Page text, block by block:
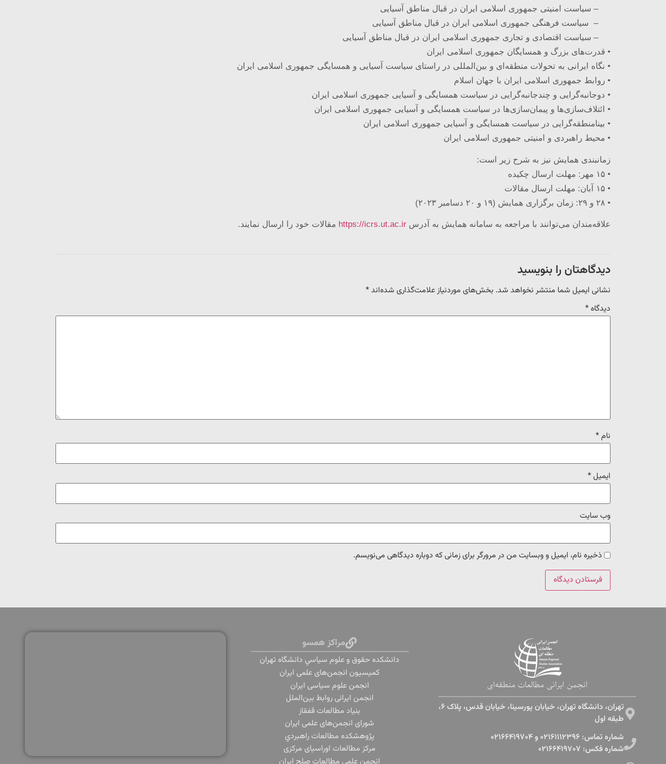
– سیاست امنیتی جمهوری اسلامی ایران در قبال مناطق آسیایی
– سیاست فرهنگی جمهوری اسلامی ایران در قبال مناطق آسیایی
– سیاست اقتصادی و تجاری جمهوری اسلامی ایران در قبال مناطق آسیایی
• قدرت‌های بزرگ و همسایگان جمهوری اسلامی ایران
• نگاه ایرانی به تحولات منطقه‌ای و بین‌المللی در راستای سیاست آسیایی و همسایگی جمهوری اسلامی ایران
• روابط جمهوری اسلامی ایران با جهان اسلام
• دوجانبه‌گرایی و چندجانبه‌گرایی در سیاست همسایگی و آسیایی جمهوری اسلامی ایران
• ائتلاف‌سازی‌ها و پیمان‌سازی‌ها در سیاست همسایگی و آسیایی جمهوری اسلامی ایران
• بینامنطقه‌گرایی در سیاست همسایگی و آسیایی جمهوری اسلامی ایران
• محیط راهبردی و امنیتی جمهوری اسلامی ایران
زمانبندی همایش نیز به شرح زیر است:
• ۱۵ مهر: مهلت ارسال چکیده
• ۱۵ آبان: مهلت ارسال مقالات
• ۲۸ و ۲۹: زمان برگزاری همایش (۱۹ و ۲۰ دسامبر ۲۰۲۳)
علاقه‌مندان می‌توانند با مراجعه به سامانه همایش به آدرس https://icrs.ut.ac.ir مقالات خود را ارسال نمایند.
دیدگاهتان را بنویسید
نشانی ایمیل شما منتشر نخواهد شد. بخش‌های موردنیاز علامت‌گذاری شده‌اند*
دیدگاه*
نام*
ایمیل*
وب‌ سایت
ذخیره نام، ایمیل و وبسایت من در مرورگر برای زمانی که دوباره دیدگاهی می‌نویسم.
انجمن ایرانی مطالعات منطقه‌ای
تهران، دانشگاه تهران، خیابان پورسینا، خیابان قدس، پلاک ۶،
طبقه اول​
شماره تماس: ۰۲۱۶۱۱۱۲۳۹۶ و ۰۲۱۶۶۴۱۹۷۰۴
شماره فکس: ۰۲۱۶۶۴۱۹۷۰۷
مراکز همسو
دانشكده حقوق و علوم سياسي دانشگاه تهران
کمیسیون انجمن‌های علمی ایران
انجمن علوم سیاسی ایران
انجمن ایرانی روابط بین‌الملل
بنياد مطالعات قفقاز
شورای انجمن‌های علمی ایران
پژوهشكده مطالعات راهبردي
مرکز مطالعات اوراسیای مرکزی